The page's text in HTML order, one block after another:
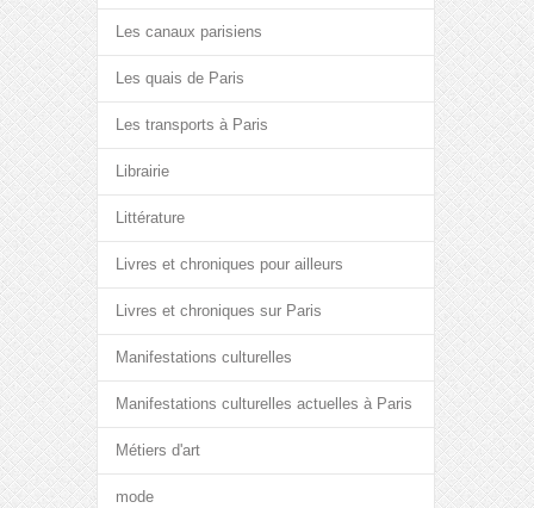
Les canaux parisiens
Les quais de Paris
Les transports à Paris
Librairie
Littérature
Livres et chroniques pour ailleurs
Livres et chroniques sur Paris
Manifestations culturelles
Manifestations culturelles actuelles à Paris
Métiers d'art
mode